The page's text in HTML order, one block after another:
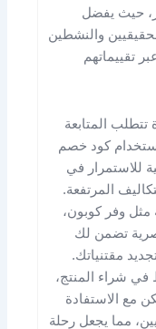
حيث يفضل
والنشطين
تقييماتهم
المتابعة
كود خصم
للاستمرار في
المرتفعة.
مثل وفر كوبون،
تضمن لك
مقتنياتك.
في شراء المنتج،
مع الاستفادة
مما يجعل رحلة